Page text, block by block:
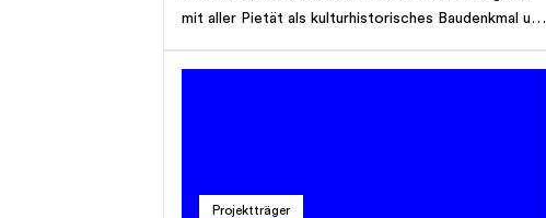
mit aller Pietät als kulturhistorisches Baudenkmal und
fachgerecht zu unterhalten und den kommenden
historische Baudenkmal Rücksicht nehmen.
Projektträger